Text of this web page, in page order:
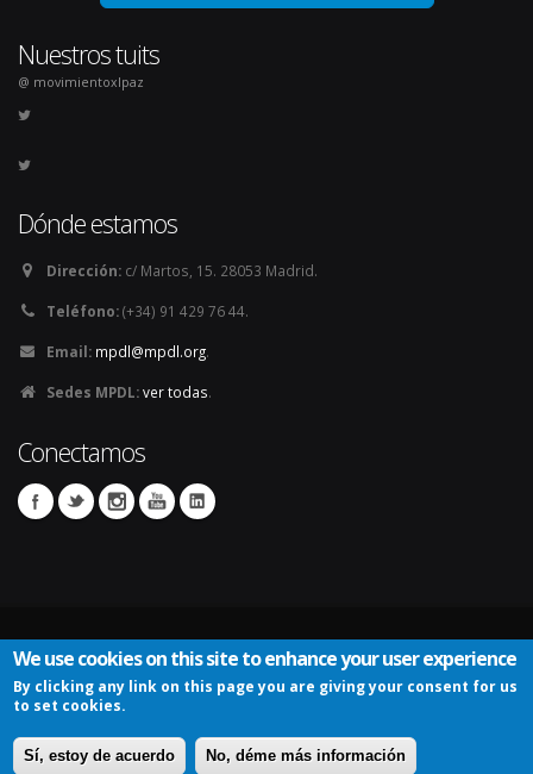
Nuestros tuits
@ movimientoxlpaz
Dónde estamos
Dirección: c/ Martos, 15. 28053 Madrid.
Teléfono:(+34) 91 429 76 44.
Email: mpdl@mpdl.org.
Sedes MPDL:ver todas.
Conectamos
Mapa del sitio Iniciar sesión
Política de privacidad
Política de cookies
Condiciones Generales de Contratación Tienda Solidaria
Esta Web usa el CMSDrupaly la plantillaPorto
We use cookies on this site to enhance your user experience
By clicking any link on this page you are giving your consent for us
to set cookies.
Sí, estoy de acuerdo No, déme más información